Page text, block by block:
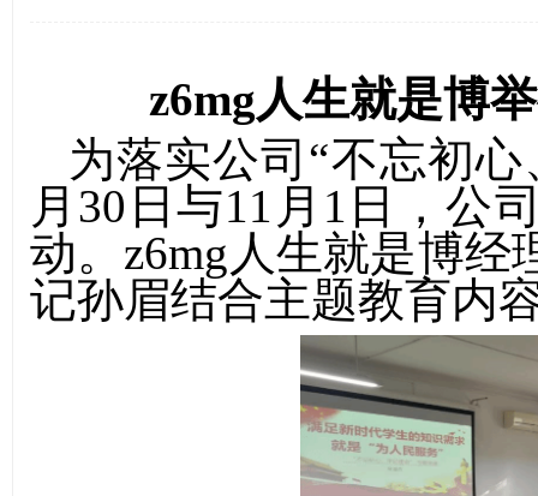
​z6mg人生就是博
为落实公司“不忘初
月 30 日与11 月 1 日，公
动。​z6mg人生就是博
记孙眉结合主题教育内